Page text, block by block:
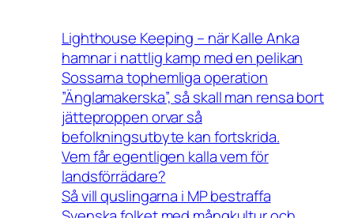
Lighthouse Keeping – när Kalle Anka
hamnar i nattlig kamp med en pelikan
Sossarna tophemliga operation
”Änglamakerska”, så skall man rensa bort
jätteproppen orvar så
befolkningsutbyte kan fortskrida.
Vem får egentligen kalla vem för
landsförrädare?
Så vill quslingarna i MP bestraffa